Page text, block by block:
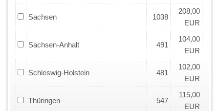
Sachsen 1038
208,00
EUR
Sachsen-Anhalt 491
104,00
EUR
Schleswig-Holstein 481
102,00
EUR
Thüringen 547
115,00
EUR